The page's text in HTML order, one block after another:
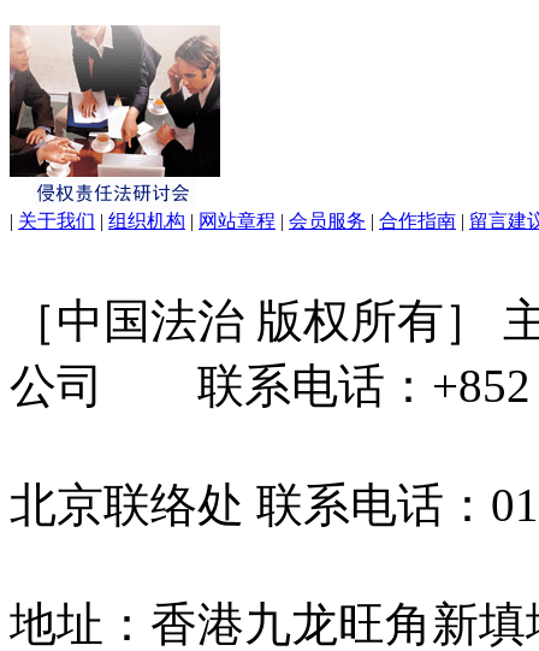
| 关于我们 | 组织机构 | 网站章程 | 会员服务 | 合作指南 | 留言建
［中国法治 版权所有］
公司 联系电话：+852
北京联络处 联系电话：
地址：香港九龙旺角新